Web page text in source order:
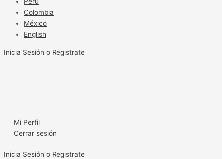
Perú
Colombia
México
English
Inicia Sesión o Registrate
Mi Perfil
Cerrar sesión
Inicia Sesión o Registrate